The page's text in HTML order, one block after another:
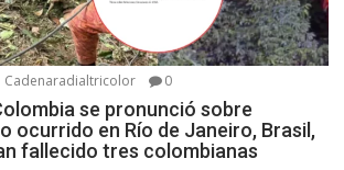
Cadenaradialtricolor 0
se pronunció sobre
ocurrido en Río de Janeiro, Brasil,
fallecido tres colombianas